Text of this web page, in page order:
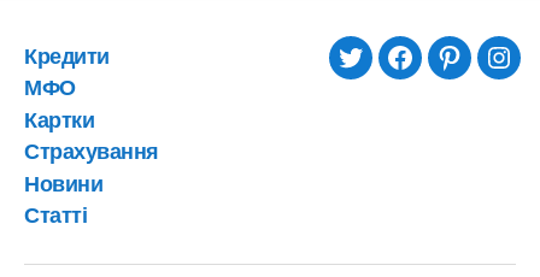
Кредити
МФО
Картки
Страхування
Новини
Статті
twitterfacebookpinterest